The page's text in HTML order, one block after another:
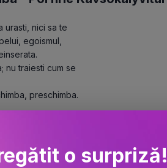
urasti, nici sa te
egoismul,
nu traiesti cum se
preschimba.
L iubeste pe
viata. Iadul este
De tine
o surpriză!